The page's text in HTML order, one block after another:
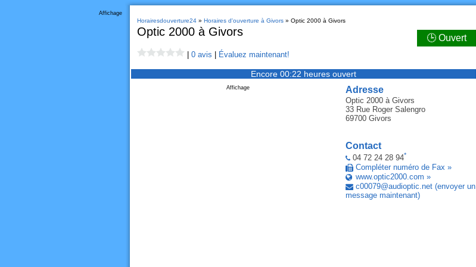
Affichage
Horairesdouverture24» Horaires d'ouverture à Givors» Optic 2000 à Givors
Optic 2000 à Givors 🕒 Ouvert
0 avis Évaluez maintenant!
Encore 00:22 heures ouvert
Adresse
Optic 2000à Givors
33 Rue Roger Salengro
69700 Givors
Contact
04 72 24 28 94*
Compléter numéro de Fax »
www.optic2000.com »
c00079@audioptic.net (envoyer un
message maintenant)
Affichage